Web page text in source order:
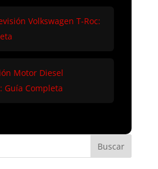
Volkswagen T-Roc:
Motor Diesel
Guía Completa
Buscar